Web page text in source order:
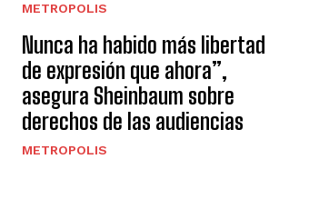
METROPOLIS
Nunca ha habido más libertad
de expresión que ahora”,
asegura Sheinbaum sobre
derechos de las audiencias
METROPOLIS